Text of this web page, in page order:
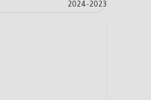
2023-2024